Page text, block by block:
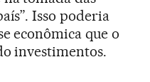
Isso poderia
econômica que o
investimentos.